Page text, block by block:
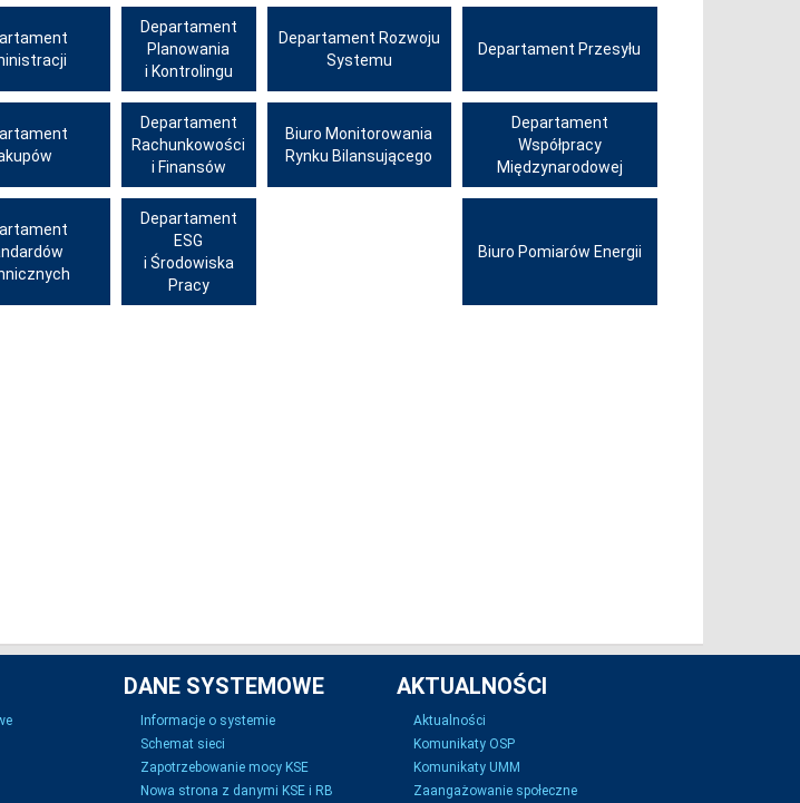
Departament
Planowania
i Kontrolingu
Departament Rozwoju
Systemu
Departament Przesyłu
Departament
Rachunkowości
i Finansów
Biuro Monitorowania
Rynku Bilansującego
Departament
Współpracy
Międzynarodowej
Departament
ESG
i Środowiska
Pracy
Biuro Pomiarów Energii
DANE SYSTEMOWE
Informacje o systemie
Schemat sieci
Zapotrzebowanie mocy KSE
Nowa strona z danymi KSE i RB
AKTUALNOŚCI
Aktualności
Komunikaty OSP
Komunikaty UMM
Zaangażowanie społeczne